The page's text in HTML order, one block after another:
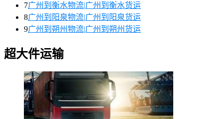
7广州到衡水物流|广州到衡水货运
8广州到阳泉物流|广州到阳泉货运
9广州到朔州物流|广州到朔州货运
超大件运输